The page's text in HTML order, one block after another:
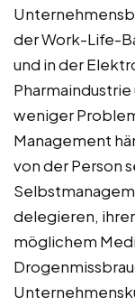
der Work-Life-
und in der
weniger
Management
von der Person
delegieren,
möglichem